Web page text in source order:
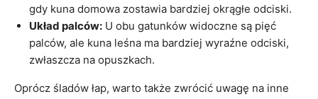
gdy kuna domowa zostawia bardziej okrągłe odciski.
Układ palców: U obu gatunków widoczne są pięć
palców, ale kuna leśna ma bardziej wyraźne odciski,
zwłaszcza na opuszkach.
Oprócz śladów łap, warto także zwrócić uwagę na inne